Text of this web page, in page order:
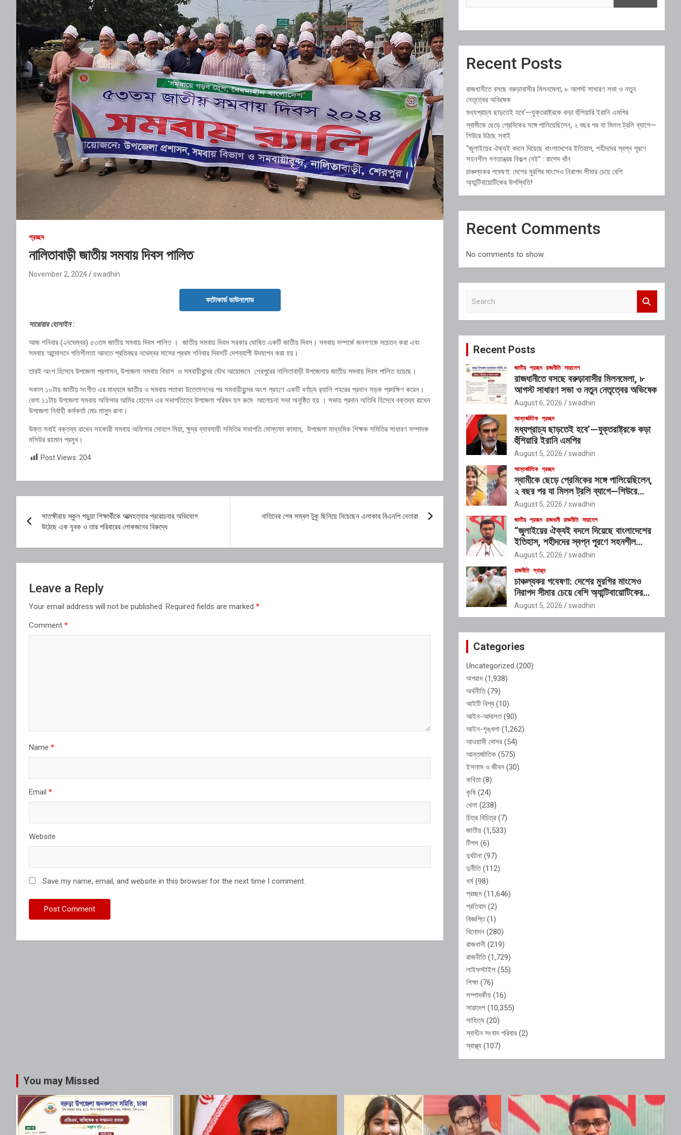
প্রচ্ছদ
নালিতাবাড়ী জাতীয় সমবায় দিবস পালিত
November 2, 2024 swadhin
ফটোকার্ড ডাউনলোড
সারোয়ার হোসাইন :
আজ শনিবার (২নভেম্বর) ৫৩তম জাতীয় সমবায় দিবস পালিত । জাতীয় সমবায় দিবস সরকার ঘোষিত একটি জাতীয় দিবস। সমবায় সম্পর্কে জনগণকে সচেতন করা এবং
সমবায় আন্দোলনে গতিশীলতা আনতে প্রতিবছর নভেম্বর মাসের প্রথম শনিবার দিবসটি দেশব্যাপী উদযাপন করা হয়।
তারই অংশ হিসেবে উপজেলা প্রশাসন, উপজেলা সমবায় বিভাগ ও সমবায়ীবৃন্দের যৌথ আয়োজনে শেরপুরের নালিতাবাড়ী উপজেলায় জাতীয় সমবায় দিবস পালিত হয়েছে।
সকাল ১০টায় জাতীয় সংগীত এর মাধ্যমে জাতীয় ও সমবায় পতাকা উত্তোলনের পর সমবায়ীবৃন্দের অংশ গ্রহণে একটি বর্ণাঢ্য র‍্যালি শহরের প্রধান সড়ক প্রদক্ষিণ করেন।
বেলা ১১টায় উপজেলা সমবায় অফিসার আমির হোসেন এর সভাপতিত্বে উপজেলা পরিষদ হল রুমে আলোচনা সভা অনুষ্ঠিত হয় । সভায় প্রদান অতিথি হিসেবে বক্তব্য রাখেন
উপজেলা নির্বাহী কর্মকর্তা মোঃ মাসুদ রানা।
উক্ত সবাই বক্তব্য রাখেন সহকারী সমবায় অফিসার সোহাগ মিয়া, ক্ষুদ্র ব্যাবসায়ী সমিতির সভাপতি মোস্তফা কামাল, উপজেলা মাধ্যমিক শিক্ষক সমিতির সাধারণ সম্পাদক
মসিউর রহমান প্রমুখ।
Post Views: 204
navigation
সাতক্ষীরায় স্কুল পড়ুয়া শিক্ষার্থীকে আত্মহত্যার প্ররোচনার অভিযোগ
উঠেছে এক যুবক ও তার পরিবারের লোকজনের বিরুদ্ধে
নাতিনের শেষ সম্বল টুকু ছিনিয়ে নিয়েছেন এলাকার বিএনপি নেতারা
Leave a Reply
Your email address will not be published. Required fields are marked *
Comment *
Name *
Email *
Website
Save my name, email, and website in this browser for the next time I comment.
Recent Posts
রাজধানীতে বসছে বরুড়াবাসীর মিলনমেলা, ৮ আগস্ট সাধারণ সভা ও নতুন
নেতৃত্বের অভিষেক
মধ্যপ্রাচ্য ছাড়তেই হবে’—যুক্তরাষ্ট্রকে কড়া হুঁশিয়ারি ইরানি এমপির
স্বামীকে ছেড়ে প্রেমিকের সঙ্গে পালিয়েছিলেন, ২ বছর পর যা মিলল ট্রলি ব্যাগে—
শিউরে উঠছে সবাই
“জুলাইয়ের ঐক্যই বদলে দিয়েছে বাংলাদেশের ইতিহাস, শহীদদের স্বপ্ন পূরণে
সহনশীল গণতন্ত্রের বিকল্প নেই” : রাশেদ খাঁন
চাঞ্চল্যকর গবেষণা: দেশের মুরগির মাংসেও নিরাপদ সীমার চেয়ে বেশি
অ্যান্টিবায়োটিকের উপস্থিতি!
Recent Comments
No comments to show.
c
Recent Posts
জাতীয় প্রচ্ছদ রাজনীতি সারাদেশ
রাজধানীতে বসছে বরুড়াবাসীর মিলনমেলা, ৮
আগস্ট সাধারণ সভা ও নতুন নেতৃত্বের অভিষেক
August 6, 2026 swadhin
আন্তর্জাতিক প্রচ্ছদ
মধ্যপ্রাচ্য ছাড়তেই হবে’—যুক্তরাষ্ট্রকে কড়া
হুঁশিয়ারি ইরানি এমপির
August 5, 2026 swadhin
আন্তর্জাতিক প্রচ্ছদ
স্বামীকে ছেড়ে প্রেমিকের সঙ্গে পালিয়েছিলেন,
২ বছর পর যা মিলল ট্রলি ব্যাগে—শিউরে
উঠছে সবাই
August 5, 2026 swadhin
জাতীয় প্রচ্ছদ রাজধানী রাজনীতি সারাদেশ
“জুলাইয়ের ঐক্যই বদলে দিয়েছে বাংলাদেশের
ইতিহাস, শহীদদের স্বপ্ন পূরণে সহনশীল
গণতন্ত্রের বিকল্প নেই” : রাশেদ খাঁন
August 5, 2026 swadhin
রাজনীতি স্বাস্থ্য
চাঞ্চল্যকর গবেষণা: দেশের মুরগির মাংসেও
নিরাপদ সীমার চেয়ে বেশি অ্যান্টিবায়োটিকের
উপস্থিতি!
August 5, 2026 swadhin
Categories
Uncategorized (200)
অপরাধ (1,938)
অর্থনীতি(79)
আইটি বিশ্ব (10)
আইন-আদালত(90)
আইন-শৃঙ্খলা (1,262)
আওয়ামী দোসর (54)
আন্তর্জাতিক (575)
ইসলাম ও জীবন (30)
কবিতা (8)
কৃষি (24)
খেলা (238)
চিত্র বিচিত্র (7)
জাতীয় (1,533)
টিপস (6)
দুর্ঘটনা (97)
দুর্নীতি(112)
ধর্ম(98)
প্রচ্ছদ(11,646)
প্রতিবাদ(2)
বিজ্ঞপ্তি(1)
বিনোদন (280)
রাজধানী (219)
রাজনীতি(1,729)
লাইফস্টাইল (55)
শিক্ষা (76)
সম্পাদকীয় (16)
সারাদেশ (10,355)
সাহিত্য (20)
স্বাধীন সংবাদ পরিবার (2)
স্বাস্থ্য (107)
You may Missed